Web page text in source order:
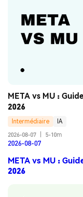
META vs MU :
2026
Intermédiaire
IA
2026-08-07
5-10m
2026-08-07
META vs MU :
2026